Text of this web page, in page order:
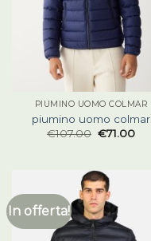
PIUMINO UOMO COLMAR
piumino uomo colmar
€107.00 €71.00
In offerta!